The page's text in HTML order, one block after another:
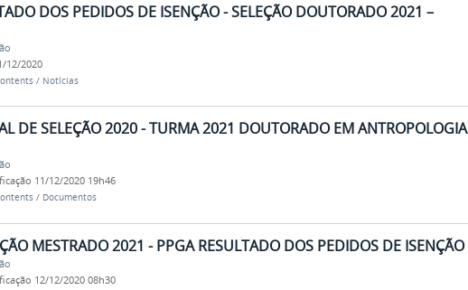
DOS PEDIDOS DE ISENÇÃO - SELEÇÃO DOUTORADO 2021 –
12/2020
/ Notícias
DE SELEÇÃO 2020 - TURMA 2021 DOUTORADO EM ANTROPOLOGIA
11/12/2020 19h46
/ Documentos
MESTRADO 2021 - PPGA RESULTADO DOS PEDIDOS DE ISENÇÃO
12/12/2020 08h30